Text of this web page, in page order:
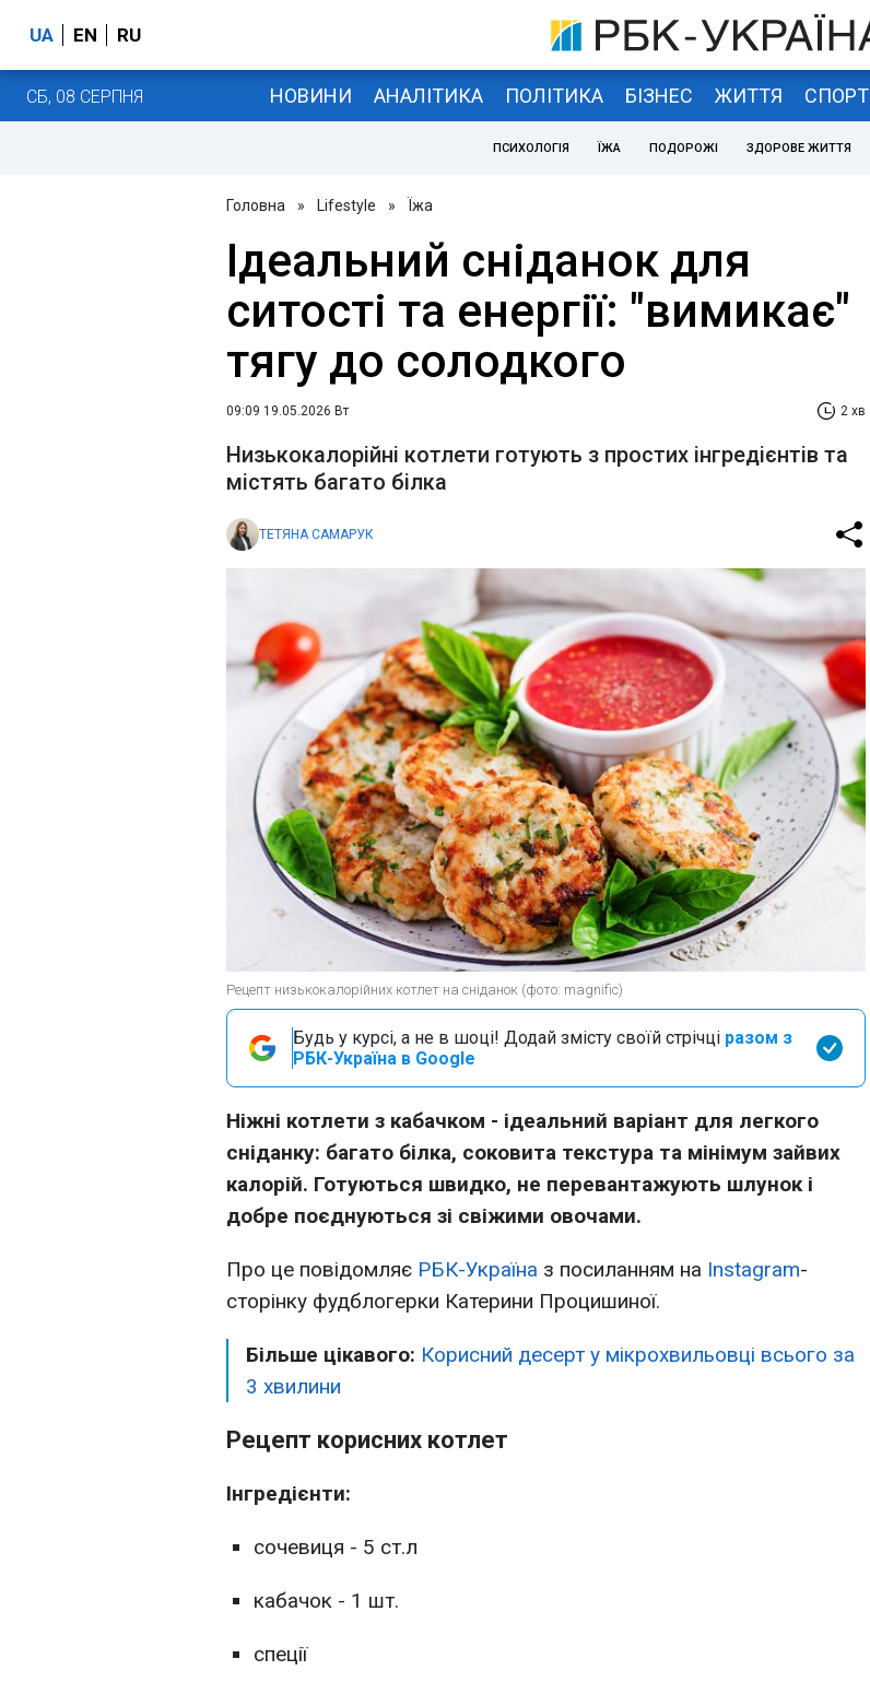
UA EN RU
СБ, 08 СЕРПНЯ НОВИНИ АНАЛІТИКА ПОЛІТИКА БІЗНЕС ЖИТТЯ СПОРТ
ПСИХОЛОГІЯ ЇЖА ПОДОРОЖІ ЗДОРОВЕ ЖИТТЯ
Головна » Lifestyle » Їжа
Ідеальний сніданок для
ситості та енергії: "вимикає"
тягу до солодкого
09:09 19.05.2026 Вт 2 хв
Низькокалорійні котлети готують з простих інгредієнтів та
містять багато білка
ТЕТЯНА САМАРУК
Рецепт низькокалорійних котлет на сніданок (фото: magnific)
Будь у курсі, а не в шоці! Додай змісту своїй стрічці разом з
РБК-Україна в Google
Ніжні котлети з кабачком - ідеальний варіант для легкого
сніданку: багато білка, соковита текстура та мінімум зайвих
калорій. Готуються швидко, не перевантажують шлунок і
добре поєднуються зі свіжими овочами.
Про це повідомляє РБК-Україна з посиланням на Instagram-
сторінку фудблогерки Катерини Процишиної.
Більше цікавого: Корисний десерт у мікрохвильовці всього за
3 хвилини
Рецепт корисних котлет
Інгредієнти:
сочевиця - 5 ст.л
кабачок - 1 шт.
спеції